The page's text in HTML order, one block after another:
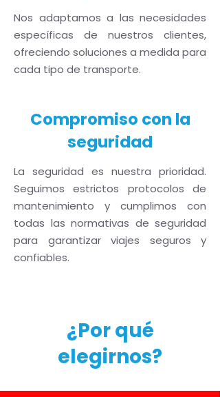
Nos adaptamos a las necesidades
específicas de nuestros clientes,
ofreciendo soluciones a medida para
cada tipo de transporte.
Compromiso con la
seguridad
La seguridad es nuestra prioridad.
Seguimos estrictos protocolos de
mantenimiento y cumplimos con
todas las normativas de seguridad
para garantizar viajes seguros y
confiables.
¿Por qué
elegirnos?